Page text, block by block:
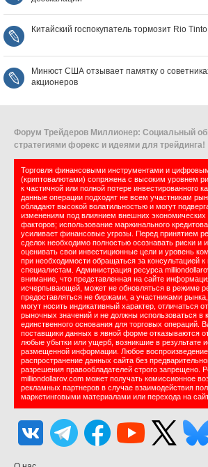
Китайский госпокупатель тормозит Rio Tinto
Минюст США отзывает памятку о
акционеров
Форум Трейдеров Миллионер: Социальный
стратегиями форекс и идеями для трейдинга!
Торговля финансовыми инструментами и
(криптовалютами) сопряжена с высоким уровнем
к частичной или полной потере инвестированного
данные операции подходят не всем участникам
обладают высокой волатильностью и могут
изменениям под влиянием внешних экономических
факторов; использование маржинального
усиливает финансовые угрозы. Перед принятием
сделок необходимо полностью осознавать риски и
оценивать свои инвестиционные цели и уровень
при необходимости обращаться за консультацией
специалистам. Администрация ресурса
внимание, что представленная на сайте
исчерпывающей, может не обновляться в режиме
предоставляться не биржами, а участниками
могут носить индикативный характер, отличаться
рыночных значений и не должны использоваться в
единственного основания для торговых операций.
поставщики данных в явной форме отказываются
любые убытки или ущерб, возникшие в результате
размещенной информации. Любое
распространение данных сайта без
разрешения правообладателей строго запрещено.
milliondollarov.com может получать комиссионное
рекламных партнеров в случае взаимодействия
маркетинговыми материалами или перехода на